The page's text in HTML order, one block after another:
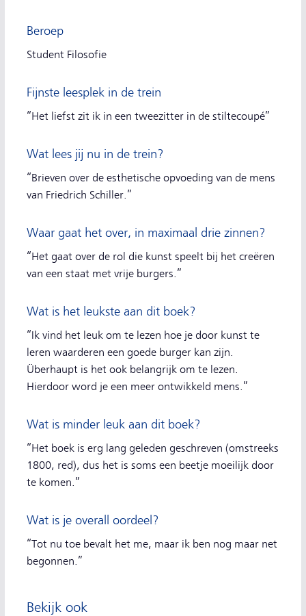
Beroep
Student Filosofie
Fijnste leesplek in de trein
“Het liefst zit ik in een tweezitter in de stiltecoupé”
Wat lees jij nu in de trein?
“Brieven over de esthetische opvoeding van de mens
van Friedrich Schiller.”
Waar gaat het over, in maximaal drie zinnen?
“Het gaat over de rol die kunst speelt bij het creëren
van een staat met vrije burgers.”
Wat is het leukste aan dit boek?
“Ik vind het leuk om te lezen hoe je door kunst te
leren waarderen een goede burger kan zijn.
Überhaupt is het ook belangrijk om te lezen.
Hierdoor word je een meer ontwikkeld mens.”
Wat is minder leuk aan dit boek?
“Het boek is erg lang geleden geschreven (omstreeks
1800, red), dus het is soms een beetje moeilijk door
te komen.”
Wat is je overall oordeel?
“Tot nu toe bevalt het me, maar ik ben nog maar net
begonnen.”
Bekijk ook